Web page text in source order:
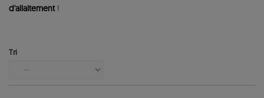
d'allaitement!
Tri